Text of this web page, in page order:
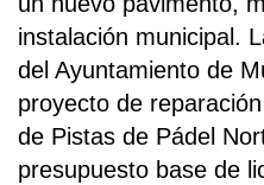
instalación municipal.
del Ayuntamiento de
proyecto de
de Pistas de Pádel
presupuesto base de